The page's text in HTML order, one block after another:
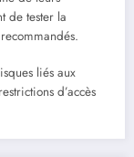
de tester la
liés aux
d’accès